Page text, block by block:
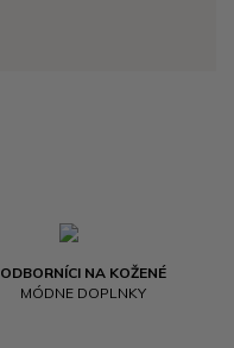
ODBORNÍCI NA KOŽENÉ
MÓDNE DOPLNKY